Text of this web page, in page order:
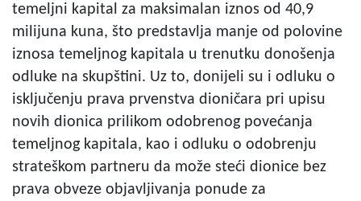
temeljni kapital za maksimalan iznos od 40,9
milijuna kuna, što predstavlja manje od polovine
iznosa temeljnog kapitala u trenutku donošenja
odluke na skupštini. Uz to, donijeli su i odluku o
isključenju prava prvenstva dioničara pri upisu
novih dionica prilikom odobrenog povećanja
temeljnog kapitala, kao i odluku o odobrenju
strateškom partneru da može steći dionice bez
prava obveze objavljivanja ponude za